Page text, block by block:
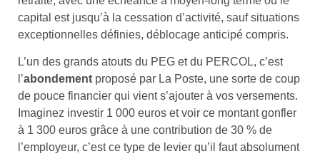
capital est jusqu’à la cessation d’activité, sauf situations
exceptionnelles définies, déblocage anticipé compris.
L’un des grands atouts du PEG et du PERCOL, c’est
l’abondement proposé par La Poste, une sorte de coup
de pouce financier qui vient s’ajouter à vos versements.
Imaginez investir 1 000 euros et voir ce montant gonfler
à 1 300 euros grâce à une contribution de 30 % de
l’employeur, c’est ce type de levier qu’il faut absolument